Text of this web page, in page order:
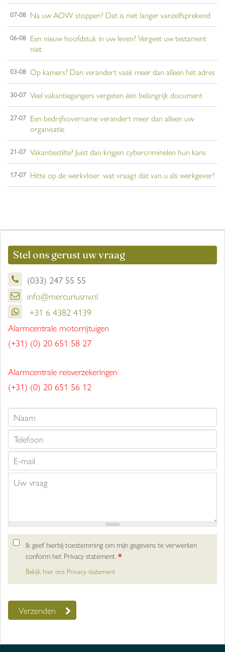
07-08 Na uw AOW stoppen? Dat is niet langer vanzelfsprekend
06-08 Een nieuw hoofdstuk in uw leven? Vergeet uw testament
niet
03-08 Op kamers? Dan verandert vaak meer dan alleen het adres
30-07 Veel vakantiegangers vergeten één belangrijk document
27-07 Een bedrijfsovername verandert meer dan alleen uw
organisatie
21-07 Vakantiestilte? Juist dan krijgen cybercriminelen hun kans
17-07 Hitte op de werkvloer: wat vraagt dat van u als werkgever?
Stel ons gerust uw vraag
(033) 247 55 55
info@mercuriusnv.nl
+31 6 4382 4139
Alarmcentrale motorrijtuigen
(+31) (0) 20 651 58 27
Alarmcentrale reisverzekeringen
(+31) (0) 20 651 56 12
Ik geef hierbij toestemming om mijn gegevens te verwerken
conform het Privacy statement.*
Bekijk hier ons Privacy statement